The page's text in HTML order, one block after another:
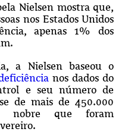
Nielsen mostra que,
nos Estados Unidos
apenas 1% dos
a Nielsen baseou o
nos dados do
e seu número de
de mais de 450.000
nobre que foram